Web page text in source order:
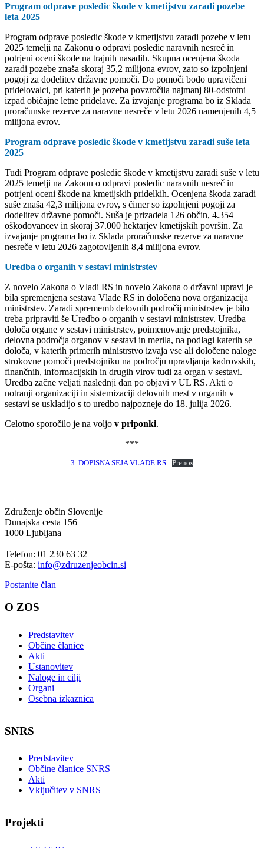
Program odprave posledic škode v kmetijstvu zaradi pozebe
leta 2025
Program odprave posledic škode v kmetijstvu zaradi pozebe v letu
2025 temelji na Zakonu o odpravi posledic naravnih nesreč in
potrjeni oceni škode na trajnih nasadih. Skupna ocenjena škoda
zaradi pozebe znaša skoraj 35,2 milijona evrov, zato so izpolnjeni
pogoji za dodelitev državne pomoči. Do pomoči bodo upravičeni
pridelovalci, pri katerih je pozeba povzročila najmanj 80-odstotni
izpad običajne letne pridelave. Za izvajanje programa bo iz Sklada
proračunske rezerve za naravne nesreče v letu 2026 namenjenih 4,5
milijona evrov.
Program odprave posledic škode v kmetijstvu zaradi suše leta
2025
Tudi Program odprave posledic škode v kmetijstvu zaradi suše v letu
2025 temelji na Zakonu o odpravi posledic naravnih nesreč in
potrjeni oceni škode na kmetijskih pridelkih. Ocenjena škoda zaradi
suše znaša 42,3 milijona evrov, s čimer so izpolnjeni pogoji za
dodelitev državne pomoči. Suša je prizadela 126 občin, 4.354
oškodovancev in skoraj 37.000 hektarjev kmetijskih površin. Za
izvajanje programa bo iz Sklada proračunske rezerve za naravne
nesreče v letu 2026 zagotovljenih 8,4 milijona evrov.
Uredba o organih v sestavi ministrstev
Z novelo Zakona o Vladi RS in novelo Zakona o državni upravi je
bila spremenjena sestava Vlade RS in določena nova organizacija
ministrstev. Zaradi sprememb delovnih področij ministrstev je bilo
treba pripraviti še Uredbo o organih v sestavi ministrstev. Uredba
določa organe v sestavi ministrstev, poimenovanje predstojnika,
delovna področja organov v sestavi in merila, na podlagi katerih se
določa, v katerih primerih ministrstvo izvaja vse ali določene naloge
strokovne pomoči predstojniku na področju upravljanja kadrovskih,
finančnih, informacijskih in drugih virov tudi za organ v sestavi.
Uredba začne veljati naslednji dan po objavi v UL RS. Akti o
notranji organizaciji in sistemizaciji delovnih mest v organih v
sestavi se uskladijo s to uredbo najpozneje do 18. julija 2026.
Celotno sporočilo je na voljo v priponki.
***
3. DOPISNA SEJA VLADE RS Prenos
Združenje občin Slovenije
Dunajska cesta 156
1000 Ljubljana
Telefon: 01 230 63 32
E-pošta: info@zdruzenjeobcin.si
Postanite član
O ZOS
Predstavitev
Občine članice
Akti
Ustanovitev
Naloge in cilji
Organi
Osebna izkaznica
SNRS
Predstavitev
Občine članice SNRS
Akti
Vključitev v SNRS
Projekti